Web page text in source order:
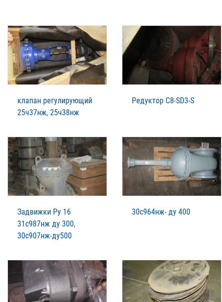
клапан регулирующий
25ч37нж, 25ч38нж
Редуктор C8-SD3-S
Задвижки Ру 16
31с987нж ду 300,
30с907нж-ду500
30с964нж- ду 400